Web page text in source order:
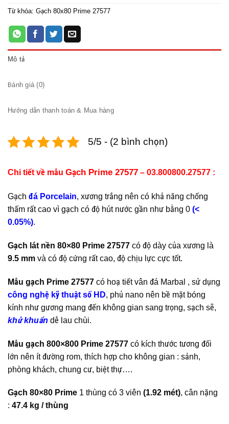
Từ khóa: Gạch 80x80 Prime 27577
Mô tả
Đánh giá (0)
Hướng dẫn thanh toán & Mua hàng
5/5 - (2 bình chọn)
Chi tiết về mẫu Gạch Prime 27577 – 03.800800.27577 :
Gạch đá Porcelain, xương trắng nên có khả năng chống
thấm rất cao vì gạch có độ hút nước gần như bằng 0 (<
0.05%).
Gạch lát nền 80×80 Prime 27577 có độ dày của xương là
9.5 mm và có độ cứng rất cao, độ chịu lực cực tốt.
Mẫu gạch Prime 27577 có hoạ tiết vân đá Marbal , sử dụng
công nghệ kỹ thuật số HD, phủ nano nên bề mặt bóng
kính như gương mang đến không gian sang trọng, sạch sẽ,
khử khuẩn dễ lau chùi.
Mẫu gạch 800×800 Prime 27577 có kích thước tương đối
lớn nên ít đường rom, thích hợp cho không gian : sảnh,
phòng khách, chung cư, biệt thự….
Gạch 80×80 Prime 1 thùng có 3 viên (1.92 mét), cân nặng
: 47.4 kg / thùng